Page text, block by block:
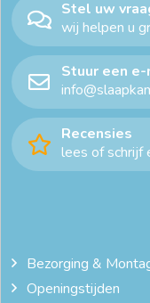
dekbedovertrek met
Stel uw
wij helpen u
Stuur een
Recensies
lees of schrijf
Bezorging &
Openingstijden